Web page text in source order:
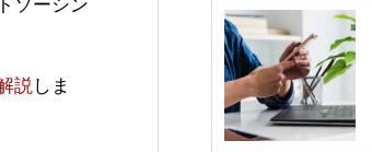
ソーシン
説 しま